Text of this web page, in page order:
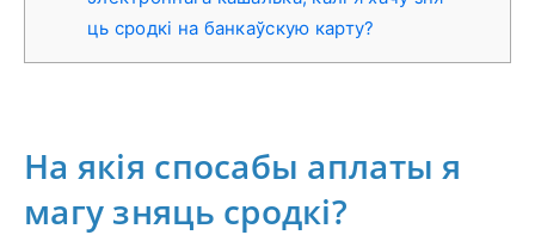
ць сродкі на банкаўскую карту?
На якія спосабы аплаты я
магу зняць сродкі?